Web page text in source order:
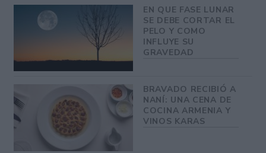
EN QUE FASE LUNAR
SE DEBE CORTAR EL
PELO Y COMO
INFLUYE SU
GRAVEDAD
BRAVADO RECIBIÓ A
NANÍ: UNA CENA DE
COCINA ARMENIA Y
VINOS KARAS